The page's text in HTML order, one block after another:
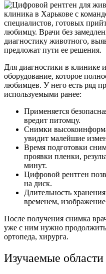
клиника в Харькове с
специалистов, готовых
любимцу. Врачи без
диагностику животного,
предложат пути ее решения.
Для диагностики в клинике
оборудование, которое
любимцев. У него есть ряд
используемыми ранее:
Применяется
вредит питомцу.
Снимки
увидит малейшие
Время подготовки
проявки пленки,
минут.
Цифровой рентген
на диск.
Длительность
временем, изображение
После получения снимка
уже с ним нужно продолжить
ортопеда, хирурга.
Изучаемые области